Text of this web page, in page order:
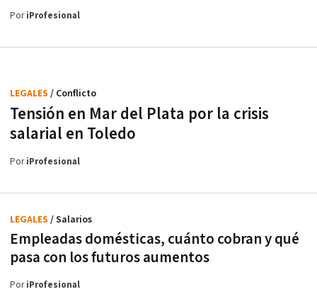
PoriProfesional
Tensión en Mar del Plata por la crisis
salarial en Toledo
LEGALES / Conflicto
PoriProfesional
Empleadas domésticas, cuánto cobran y qué
pasa con los futuros aumentos
LEGALES / Salarios
PoriProfesional